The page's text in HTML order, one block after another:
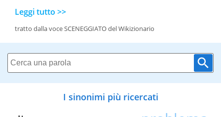
Leggi tutto >>
tratto dalla voce SCENEGGIATO del Wikizionario
I sinonimi più ricercati